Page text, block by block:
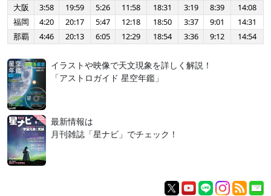
大阪
3:58 19:59 5:26 11:58 18:31 3:19 8:39
14:08
福岡
4:20 20:17 5:47 12:18 18:50 3:37 9:01
14:31
那覇
4:46 20:13 6:05 12:29 18:54 3:36 9:12 14:54
イラストや映像で天文現象を詳しく解説！
「アストロガイド 星空年鑑」
最新情報は
月刊雑誌「星ナビ」でチェック！